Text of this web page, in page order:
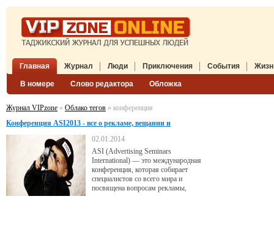
Главная Журнал
В номере Слово редактора Обложка
Люди Приключения События
Журнал VIPzone » Облако тегов » конференция
Конференция ASI2013 - все о рекламе, вещании и
02.01.2014
ASI (Advertising Seminars
International) — это международная
конференция, которая собирает
специалистов со всего мира и
посвящена вопросам рекламы,